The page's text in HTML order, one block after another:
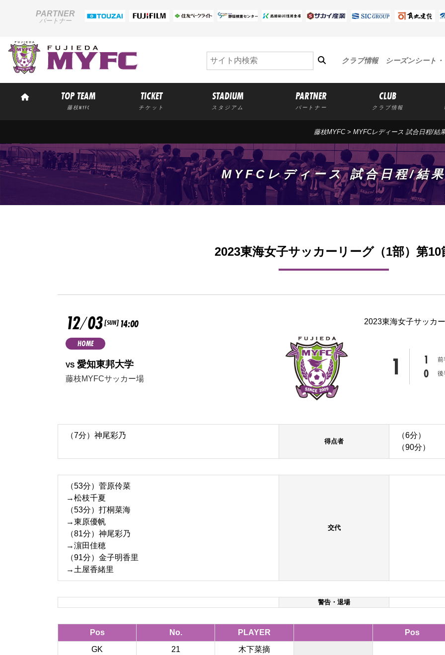
PARTNER
パートナー
クラブ情報 シーズンシート
TOP TEAM
藤枝MYFC
TICKET
チケット
STADIUM
スタジアム
PARTNER
パートナー
CLUB
クラブ情報
藤枝MYFC> MYFCレディース 試合日程/結
MYFCレディース 試合日程/結果
2023東海女子サッカーリーグ（1部）第10
12/03 [SUN] 14:00
HOME
VS 愛知東邦大学
藤枝MYFCサッカー場
2023東海女子サッカ
1 1 前
0
後
（7分）神尾彩乃
得点者
（6分）
（90分）
（53分）菅原伶菜
→松枝千夏
（53分）打桐菜海
→東原優帆
（81分）神尾彩乃
→濵田佳穂
（91分）金子明香里
→土屋香緒里
交代
警告・退場
Pos No. PLAYER Pos
GK
21 木下菜摘